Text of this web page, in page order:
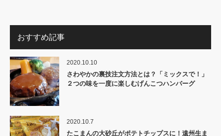
おすすめ記事
2020.10.10
さわやかの裏技注文方法とは？「ミックスで！」
２つの味を一度に楽しむげんこつハンバーグ
2020.10.7
たこまんの大砂丘がポテトチップスに！遠州生ま